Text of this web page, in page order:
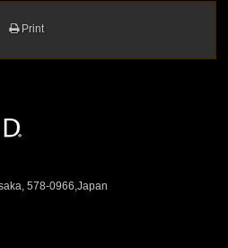
Print
578-0966,Japan